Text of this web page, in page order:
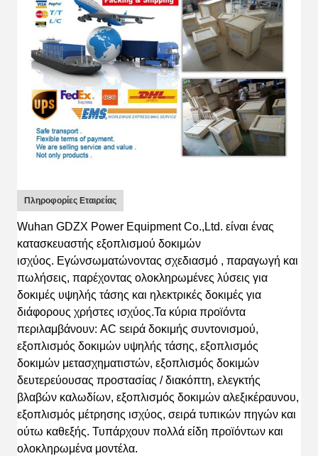
Πληροφορίες Εταιρείας
Wuhan GDZX Power Equipment Co.,Ltd. είναι ένας
κατασκευαστής εξοπλισμού δοκιμών
ισχύος. Εγώνσωματώνοντας σχεδιασμό , παραγωγή και
πωλήσεις, παρέχοντας ολοκληρωμένες λύσεις για
δοκιμές υψηλής τάσης και ηλεκτρικές δοκιμές για
διάφορους χρήστες ισχύος.Τα κύρια προϊόντα
περιλαμβάνουν: AC sειρά δοκιμής συντονισμού,
εξοπλισμός δοκιμών υψηλής τάσης, εξοπλισμός
δοκιμών μετασχηματιστών, εξοπλισμός δοκιμών
δευτερεύουσας προστασίας / διακόπτη, ελεγκτής
βλαβών καλωδίων, εξοπλισμός δοκιμών αλεξικέραυνου,
εξοπλισμός μέτρησης ισχύος, σειρά τυπικών πηγών και
ούτω καθεξής. Τυπάρχουν πολλά είδη προϊόντων και
ολοκληρωμένα μοντέλα.